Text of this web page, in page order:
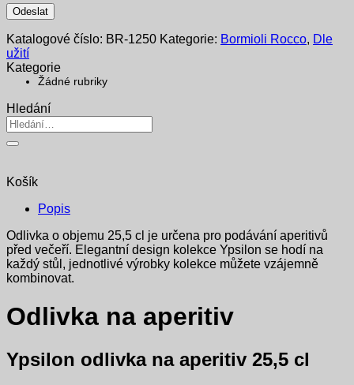
Katalogové číslo: BR-1250 Kategorie: Bormioli Rocco, Dle
užití
Kategorie
Žádné rubriky
Hledání
Hledat:
Košík
Popis
Odlivka o objemu 25,5 cl je určena pro podávání aperitivů
před večeří. Elegantní design kolekce Ypsilon se hodí na
každý stůl, jednotlivé výrobky kolekce můžete vzájemně
kombinovat.
Odlivka na aperitiv
Ypsilon odlivka na aperitiv 25,5 cl